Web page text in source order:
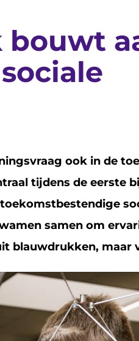
ook in de
tijdens de eerste
samen om
blauwdrukken, maar